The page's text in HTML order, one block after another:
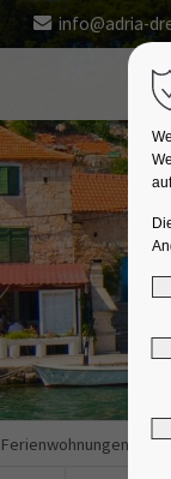
info@adria-
Ferienwohnungen